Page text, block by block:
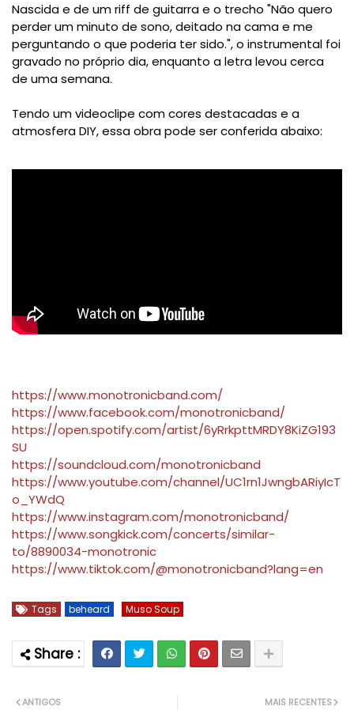
Nascida e de um riff de guitarra e o trecho "Não quero
perder um minuto de sono, deitado na cama e me
perguntando o que poderia ter sido.", o instrumental foi
gravado no próprio dia, enquanto a letra levou cerca
de uma semana.
Tendo um videoclipe com cores destacadas e a
atmosfera DIY, essa obra pode ser conferida abaixo:
https://www.monotronicband.com/
https://www.facebook.com/monotronicband/
https://open.spotify.com/artist/6yRrkpttMRDY8KiZG193
SU
https://soundcloud.com/monotronicband
https://www.youtube.com/channel/UC1rn1JwngbARiyIcT
o_YWdQ
https://www.instagram.com/monotronicband/
https://www.songkick.com/concerts/similar-
to/8890034-monotronic
https://www.tiktok.com/@monotronicband?lang=en
Tags beheard Muso Soup
MAIS RECENTES
ANTIGOS